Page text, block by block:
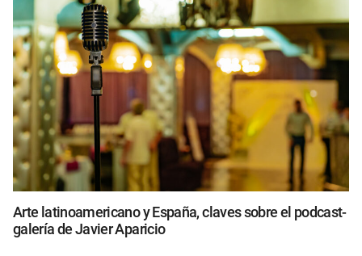
Arte latinoamericano y España, claves sobre el podcast-
galería de Javier Aparicio